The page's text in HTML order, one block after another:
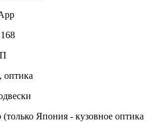
оптика
(только Япония - кузовное оптика